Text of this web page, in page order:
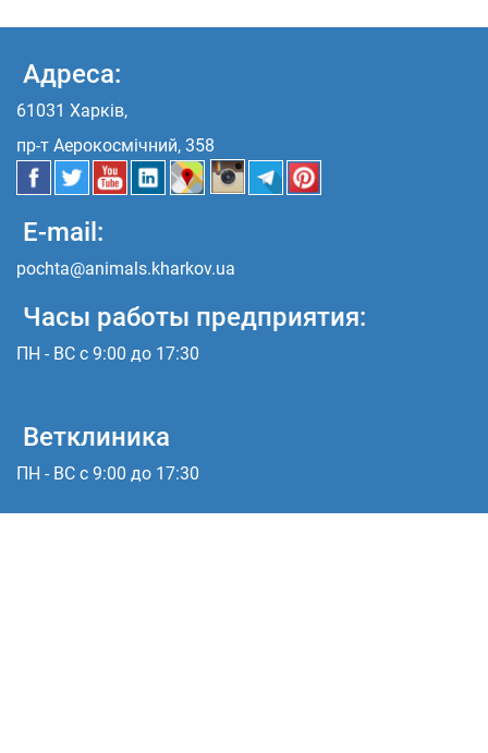
Адреса:
61031 Харків,
пр-т Аерокосмічний, 358
E-mail:
pochta@animals.kharkov.ua
Часы работы предприятия:
ПН - ВС с 9:00 до 17:30
Ветклиника
ПН - ВС с 9:00 до 17:30